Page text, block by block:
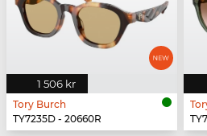
1 506 kr
Tory Burch
TY7235D - 20660R